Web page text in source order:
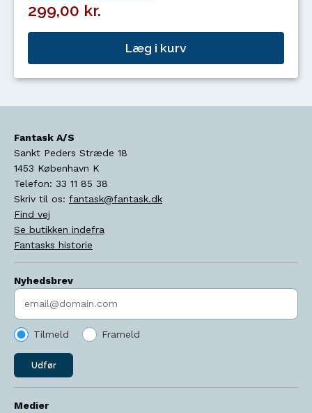
299,00 kr.
Læg i kurv
Fantask A/S
Sankt Peders Stræde 18
1453 København K
Telefon: 33 11 85 38
Skriv til os: fantask@fantask.dk
Find vej
Se butikken indefra
Fantasks historie
Nyhedsbrev
Indtast søgeord
Tilmeld Frameld
Udfør
Medier